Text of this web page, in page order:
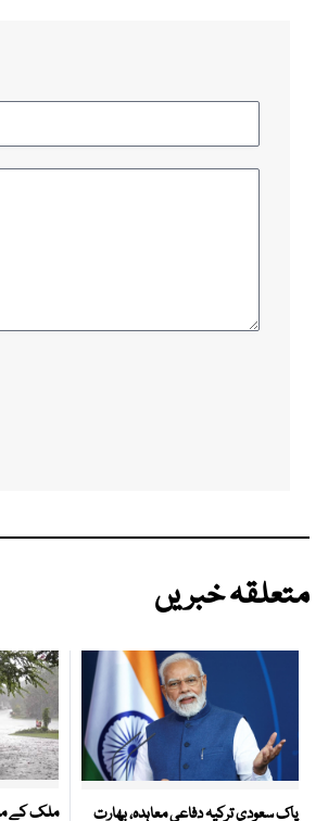
متعلقہ خبریں
پاک سعودی ترکیہ دفاعی معاہدہ، بھارت ملک کے